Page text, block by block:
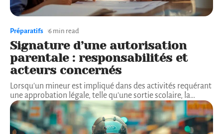
Préparatifs 6 min read
Signature d’une autorisation
parentale : responsabilités et
acteurs concernés
Lorsqu'un mineur est impliqué dans des activités requérant
une approbation légale, telle qu'une sortie scolaire, la…